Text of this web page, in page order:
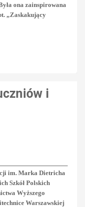
ona zainspirowana
„Zaskakujący
i
im. Marka Dietricha
Szkół Polskich
Wyższego
Warszawskiej